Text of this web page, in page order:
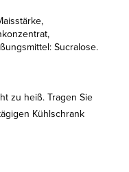
Sucralose.
zu heiß. Tragen Sie
Kühlschrank